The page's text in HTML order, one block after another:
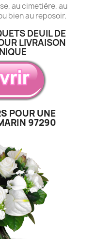
au cimetière, au
bien au reposoir.
DEUIL DE
LIVRAISON
POUR UNE
97290